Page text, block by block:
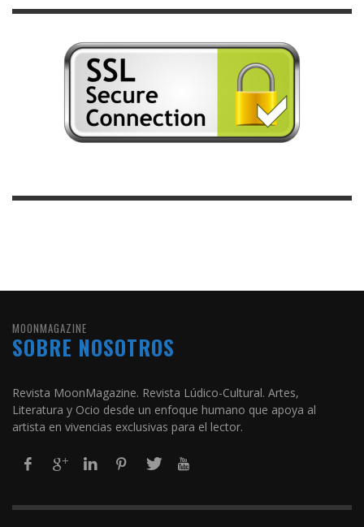
MOONMAGAZINE
SOBRE NOSOTROS
Revista MoonMagazine. Revista Lúdico-Cultural. Artes,
Literatura y Ocio desde un enfoque humano que apoya al
artista en vivencias exclusivas para el lector.